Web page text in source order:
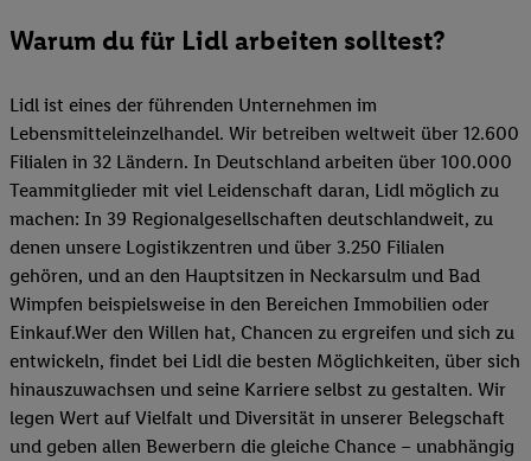
Warum du für Lidl arbeiten solltest?
Lidl ist eines der führenden Unternehmen im
Lebensmitteleinzelhandel. Wir betreiben weltweit über 12.600
Filialen in 32 Ländern. In Deutschland arbeiten über 100.000
Teammitglieder mit viel Leidenschaft daran, Lidl möglich zu
machen: In 39 Regionalgesellschaften deutschlandweit, zu
denen unsere Logistikzentren und über 3.250 Filialen
gehören, und an den Hauptsitzen in Neckarsulm und Bad
Wimpfen beispielsweise in den Bereichen Immobilien oder
Einkauf.Wer den Willen hat, Chancen zu ergreifen und sich zu
entwickeln, findet bei Lidl die besten Möglichkeiten, über sich
hinauszuwachsen und seine Karriere selbst zu gestalten. Wir
legen Wert auf Vielfalt und Diversität in unserer Belegschaft
und geben allen Bewerbern die gleiche Chance – unabhängig